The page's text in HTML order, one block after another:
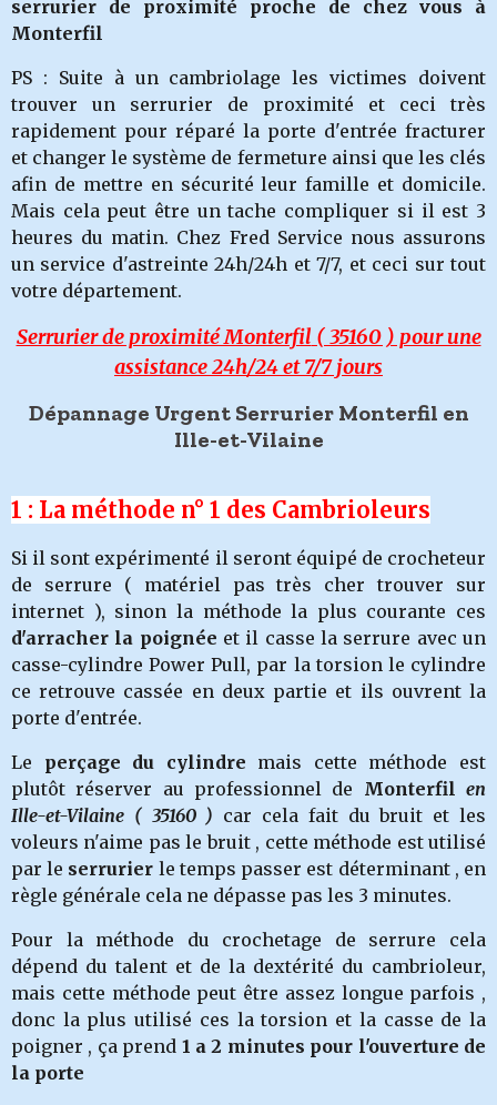
serrurier de proximité proche de chez vous à
Monterfil
PS : Suite à un cambriolage les victimes doivent
trouver un serrurier de proximité et ceci très
rapidement pour réparé la porte d'entrée fracturer
et changer le système de fermeture ainsi que les clés
afin de mettre en sécurité leur famille et domicile.
Mais cela peut être un tache compliquer si il est 3
heures du matin. Chez Fred Service nous assurons
un service d'astreinte 24h/24h et 7/7, et ceci sur tout
votre département.
Serrurier de proximité Monterfil ( 35160 ) pour une
assistance 24h/24 et 7/7 jours
Dépannage Urgent Serrurier Monterfil en
Ille-et-Vilaine
1 : La méthode n° 1 des Cambrioleurs
Si il sont expérimenté il seront équipé de crocheteur
de serrure ( matériel pas très cher trouver sur
internet ), sinon la méthode la plus courante ces
d'arracher la poignée et il casse la serrure avec un
casse-cylindre Power Pull, par la torsion le cylindre
ce retrouve cassée en deux partie et ils ouvrent la
porte d'entrée.
Le perçage du cylindre mais cette méthode est
plutôt réserver au professionnel de Monterfil en
Ille-et-Vilaine ( 35160 ) car cela fait du bruit et les
voleurs n'aime pas le bruit , cette méthode est utilisé
par le serrurier le temps passer est déterminant , en
règle générale cela ne dépasse pas les 3 minutes.
Pour la méthode du crochetage de serrure cela
dépend du talent et de la dextérité du cambrioleur,
mais cette méthode peut être assez longue parfois ,
donc la plus utilisé ces la torsion et la casse de la
poigner , ça prend 1 a 2 minutes pour l'ouverture de
la porte